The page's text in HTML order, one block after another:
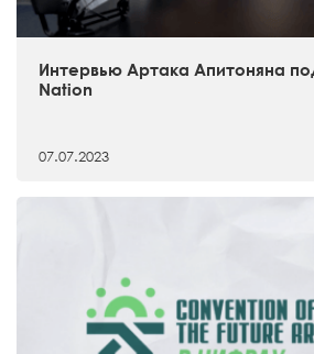
Интервью Артака Апитоняна
Nation
07.07.2023